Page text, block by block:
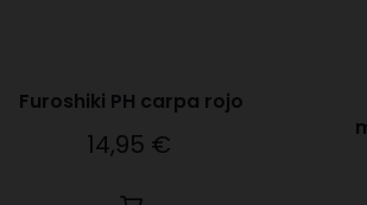
Furoshiki PH carpa rojo
Precio
14,95 €